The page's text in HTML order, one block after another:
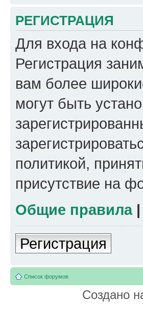
РЕГИСТРАЦИЯ
Для входа на
Регистрация
вам более
могут быть
политикой,
присутствие на
Общие правила|
Регистрация
Список форумов
Создано